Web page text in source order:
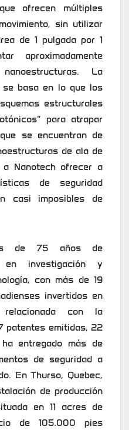
ofrecen múltiples
sin utilizar
de 1 pulgada por 1
aproximadamente
La
se basa en lo que los
estructurales
para atrapar
se encuentran de
de ala de
a Nanotech ofrecer a
de seguridad
casi imposibles de
de 75 años de
en investigación y
con más de 19
invertidos en
relacionada con la
patentes emitidas, 22
entregado más de
de seguridad a
En Thurso, Quebec,
de producción
en 11 acres de
de 105.000 pies